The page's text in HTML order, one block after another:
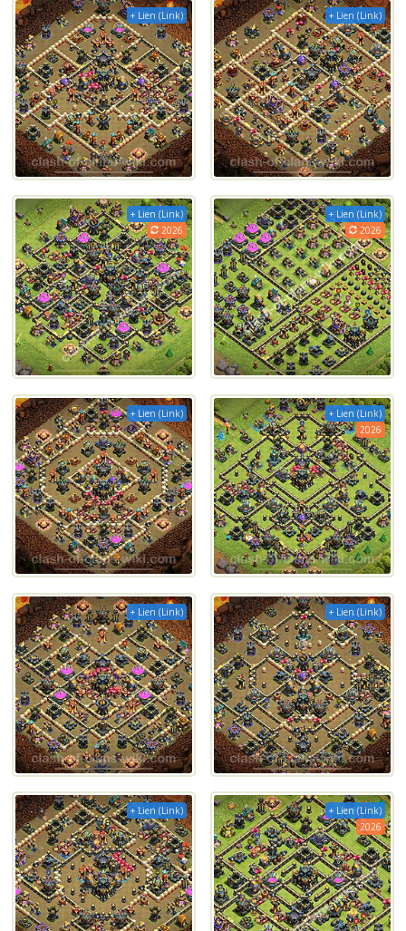
+ Lien (Link) + Lien (Link)
+ Lien (Link)
2026
+ Lien (Link)
2026
+ Lien (Link)
+ Lien (Link)
2026
+ Lien (Link) + Lien (Link)
+ Lien (Link)
+ Lien (Link)
2026